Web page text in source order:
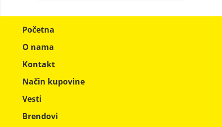
Početna
O nama
Kontakt
Način kupovine
Vesti
Brendovi